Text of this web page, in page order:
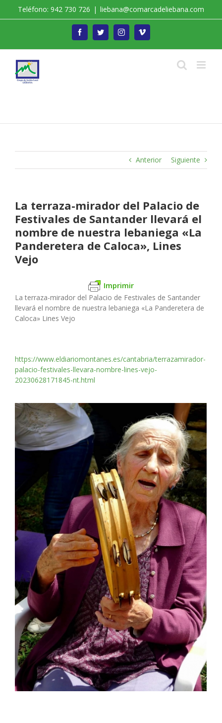
Teléfono: 942 730 726 | liebana@comarcadeliebana.com
FacebookTwitterInstagramVimeo
Anterior Siguiente
La terraza-mirador del Palacio de
Festivales de Santander llevará el
nombre de nuestra lebaniega «La
Panderetera de Caloca», Lines
Vejo
Imprimir
La terraza-mirador del Palacio de Festivales de Santander
llevará el nombre de nuestra lebaniega «La Panderetera de
Caloca» Lines Vejo
https://www.eldiariomontanes.es/cantabria/terrazamirador-
palacio-festivales-llevara-nombre-lines-vejo-
20230628171845-nt.html